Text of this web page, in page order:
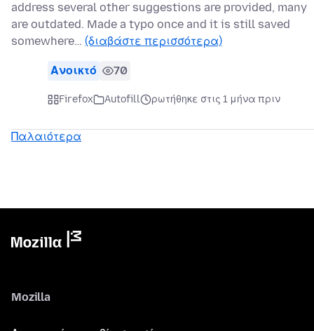
address several other suggestions are provided, many
are outdated. Made a typo once and it is still saved
somewhere… (διαβάστε περισσότερα)
Ανοικτό 70
Firefox Autofill ρωτήθηκε στις 1 μήνα πριν
Παλαιότερα
Mozilla